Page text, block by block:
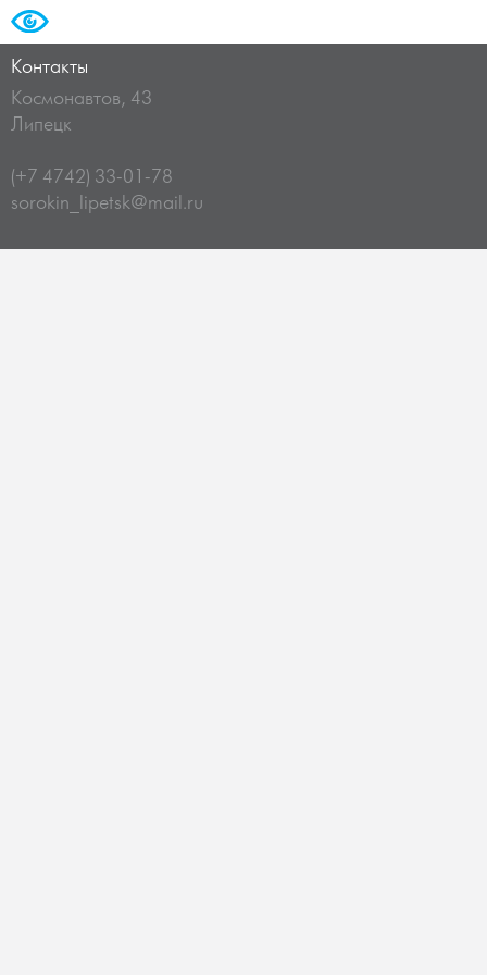
Контакты
Космонавтов, 43
Липецк
(+7 4742) 33-01-78
sorokin_lipetsk@mail.ru